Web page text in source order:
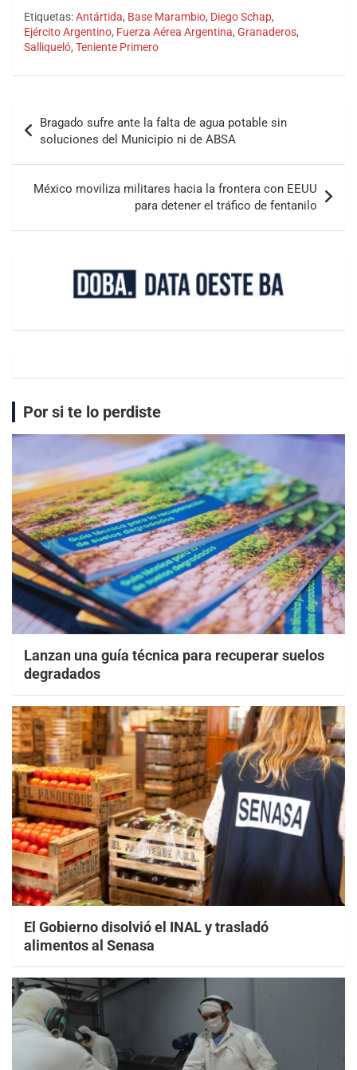
Etiquetas:Antártida, Base Marambio, Diego Schap,
Ejército Argentino, Fuerza Aérea Argentina, Granaderos,
Salliqueló, Teniente Primero
Bragado sufre ante la falta de agua potable sin
soluciones del Municipio ni de ABSA
México moviliza militares hacia la frontera con EEUU
para detener el tráfico de fentanilo
Por si te lo perdiste
Lanzan una guía técnica para recuperar suelos
degradados
El Gobierno disolvió el INAL y trasladó
alimentos al Senasa